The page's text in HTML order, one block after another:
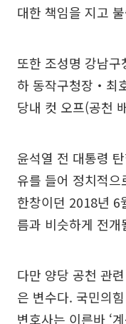
대한 책임을 지고
또한 조성명 강남
하 동작구청장‧최
당내 컷 오프(공천
윤석열 전 대통령
유를 들어 정치적
한창이던 2018년 6
름과 비슷하게 전
다만 양당 공천 관
은 변수다. 국민의
변호사는 이른바 ‘